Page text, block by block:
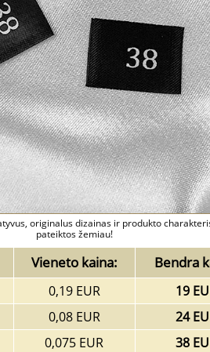
originalus dizainas ir produkto
pateiktos žemiau!
Vieneto kaina: Bendra
0,19 EUR
19
0,08 EUR
24
0,075 EUR
38